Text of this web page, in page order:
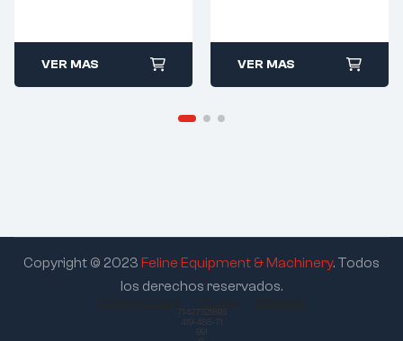
VER MAS VER MAS
Copyright © 2023 Feline Equipment & Machinery. Todos
los derechos reservados.
71427321893
419-488-71
961